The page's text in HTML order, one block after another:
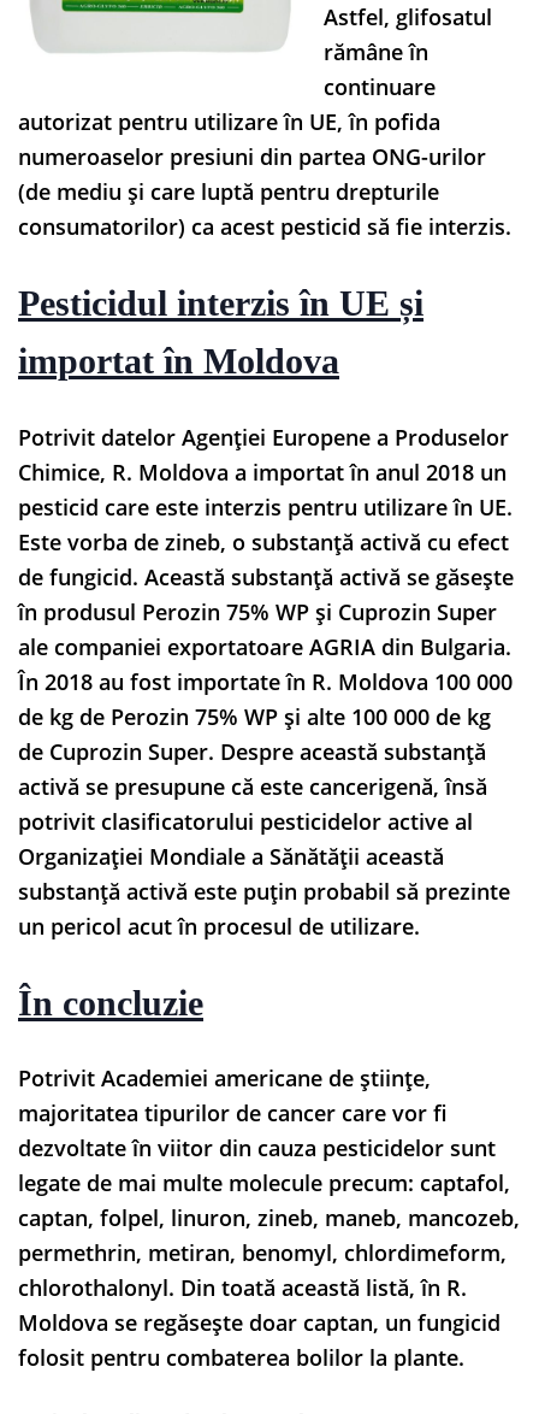
Astfel, glifosatul
rămâne în
continuare
autorizat pentru utilizare în UE, în pofida
numeroaselor presiuni din partea ONG-urilor
(de mediu și care luptă pentru drepturile
consumatorilor) ca acest pesticid să fie interzis.
Pesticidul interzis în UE și
importat în Moldova
Potrivit datelor Agenției Europene a Produselor
Chimice, R. Moldova a importat în anul 2018 un
pesticid care este interzis pentru utilizare în UE.
Este vorba de zineb, o substanță activă cu efect
de fungicid. Această substanță activă se găsește
în produsul Perozin 75% WP și Cuprozin Super
ale companiei exportatoare AGRIA din Bulgaria.
În 2018 au fost importate în R. Moldova 100 000
de kg de Perozin 75% WP și alte 100 000 de kg
de Cuprozin Super. Despre această substanță
activă se presupune că este cancerigenă, însă
potrivit clasificatorului pesticidelor active al
Organizației Mondiale a Sănătății această
substanță activă este puțin probabil să prezinte
un pericol acut în procesul de utilizare.
În concluzie
Potrivit Academiei americane de științe,
majoritatea tipurilor de cancer care vor fi
dezvoltate în viitor din cauza pesticidelor sunt
legate de mai multe molecule precum: captafol,
captan, folpel, linuron, zineb, maneb, mancozeb,
permethrin, metiran, benomyl, chlordimeform,
chlorothalonyl. Din toată această listă, în R.
Moldova se regăsește doar captan, un fungicid
folosit pentru combaterea bolilor la plante.